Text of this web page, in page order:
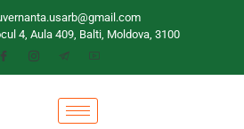
4, Aula 409, Balti, Moldova, 3100